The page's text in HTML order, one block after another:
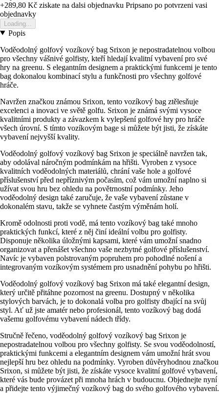
+289,80 Kč ziskate na dalsi objednavku Pripsano po potvrzeni vasi
objednavky
Loading...
Popis
Voděodolný golfový vozíkový bag Srixon je nepostradatelnou volbou
pro všechny vášnivé golfisty, kteří hledají kvalitní vybavení pro své
hry na greenu. S elegantním designem a praktickými funkcemi je tento
bag dokonalou kombinací stylu a funkčnosti pro všechny golfové
hráče.
Navržen značkou známou Srixon, tento vozíkový bag ztělesňuje
excelenci a inovaci ve světě golfu. Srixon je známá svými vysoce
kvalitními produkty a závazkem k vylepšení golfové hry pro hráče
všech úrovní. S tímto vozíkovým bage si můžete být jisti, že získáte
vybavení nejvyšší kvality.
Voděodolný golfový vozíkový bag Srixon je speciálně navržen tak,
aby odolával náročným podmínkám na hřišti. Vyroben z vysoce
kvalitních voděodolných materiálů, chrání vaše hole a golfové
příslušenství před nepříznivým počasím, což vám umožní naplno si
užívat svou hru bez ohledu na povětrnostní podmínky. Jeho
voděodolný design také zaručuje, že vaše vybavení zůstane v
dokonalém stavu, takže se vyhnete častým výměnám holí.
Kromě odolnosti proti vodě, má tento vozíkový bag také mnoho
praktických funkcí, které z něj činí ideální volbu pro golfisty.
Disponuje několika úložnými kapsami, které vám umožní snadno
organizovat a přenášet všechno vaše nezbytné golfové příslušenství.
Navíc je vybaven polstrovaným popruhem pro pohodlné nošení a
integrovaným vozíkovým systémem pro usnadnění pohybu po hřišti.
Voděodolný golfový vozíkový bag Srixon má také elegantní design,
který určitě přitáhne pozornost na greenu. Dostupný v několika
stylových barvách, je to dokonalá volba pro golfisty dbající na svůj
styl. Ať už jste amatér nebo profesionál, tento vozíkový bag dodá
vašemu golfovému vybavení nádech třídy.
Stručně řečeno, voděodolný golfový vozíkový bag Srixon je
nepostradatelnou volbou pro všechny golfisty. Se svou voděodolností,
praktickými funkcemi a elegantním designem vám umožní hrát svou
nejlepší hru bez ohledu na podmínky. Vyroben důvěryhodnou značkou
Srixon, si můžete být jisti, že získáte vysoce kvalitní golfové vybavení,
které vás bude provázet při mnoha hrách v budoucnu. Objednejte nyní
a přidejte tento výjimečný vozíkový bag do svého golfového vybavení.